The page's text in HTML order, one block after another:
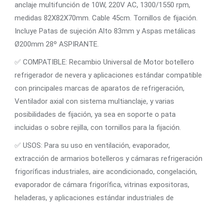
anclaje multifunción de 10W, 220V AC, 1300/1550 rpm,
medidas 82X82X70mm. Cable 45cm. Tornillos de fijación.
Incluye Patas de sujeción Alto 83mm y Aspas metálicas
Ø200mm 28º ASPIRANTE.
✅ COMPATIBLE: Recambio Universal de Motor botellero
refrigerador de nevera y aplicaciones estándar compatible
con principales marcas de aparatos de refrigeración,
Ventilador axial con sistema multianclaje, y varias
posibilidades de fijación, ya sea en soporte o pata
incluidas o sobre rejilla, con tornillos para la fijación.
✅ USOS: Para su uso en ventilación, evaporador,
extracción de armarios botelleros y cámaras refrigeración
frigoríficas industriales, aire acondicionado, congelación,
evaporador de cámara frigorífica, vitrinas expositoras,
heladeras, y aplicaciones estándar industriales de